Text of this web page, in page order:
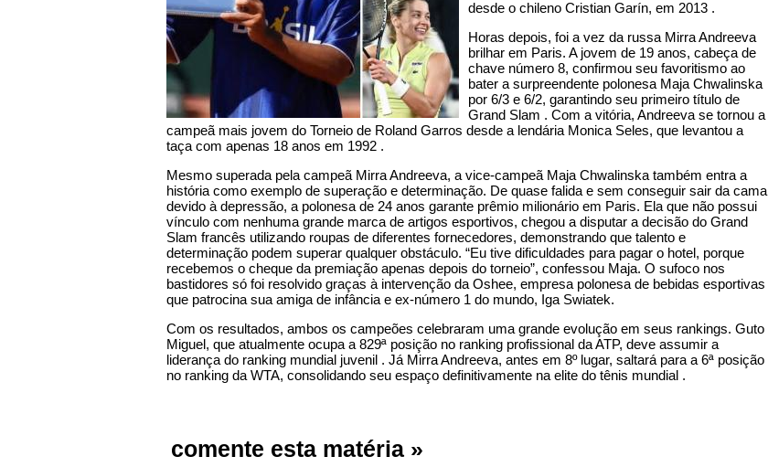
desde o chileno Cristian Garín, em 2013 .
Horas depois, foi a vez da russa Mirra Andreeva
brilhar em Paris. A jovem de 19 anos, cabeça de
chave número 8, confirmou seu favoritismo ao
bater a surpreendente polonesa Maja Chwalinska
por 6/3 e 6/2, garantindo seu primeiro título de
Grand Slam . Com a vitória, Andreeva se tornou a
campeã mais jovem do Torneio de Roland Garros desde a lendária Monica Seles, que levantou a
taça com apenas 18 anos em 1992 .
Mesmo superada pela campeã Mirra Andreeva, a vice-campeã Maja Chwalinska também entra a
história como exemplo de superação e determinação. De quase falida e sem conseguir sair da cama
devido à depressão, a polonesa de 24 anos garante prêmio milionário em Paris. Ela que não possui
vínculo com nenhuma grande marca de artigos esportivos, chegou a disputar a decisão do Grand
Slam francês utilizando roupas de diferentes fornecedores, demonstrando que talento e
determinação podem superar qualquer obstáculo. “Eu tive dificuldades para pagar o hotel, porque
recebemos o cheque da premiação apenas depois do torneio”, confessou Maja. O sufoco nos
bastidores só foi resolvido graças à intervenção da Oshee, empresa polonesa de bebidas esportivas
que patrocina sua amiga de infância e ex-número 1 do mundo, Iga Swiatek.
Com os resultados, ambos os campeões celebraram uma grande evolução em seus rankings. Guto
Miguel, que atualmente ocupa a 829ª posição no ranking profissional da ATP, deve assumir a
liderança do ranking mundial juvenil . Já Mirra Andreeva, antes em 8º lugar, saltará para a 6ª posição
no ranking da WTA, consolidando seu espaço definitivamente na elite do tênis mundial .
comente esta matéria »